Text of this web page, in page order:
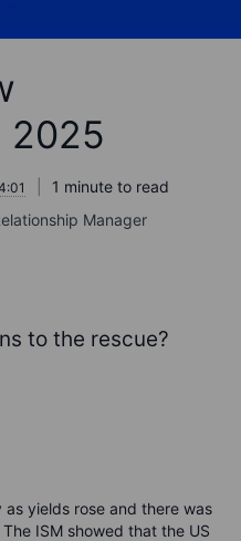
2025
1 minute to read
Manager
to the rescue?
yields rose and there was
ISM showed that the US